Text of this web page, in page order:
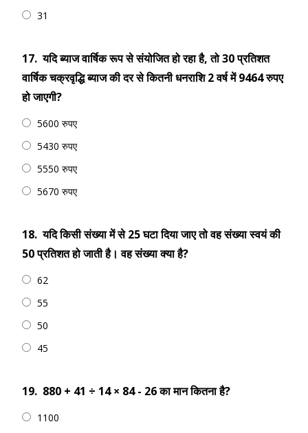
31
17. यदि ब्याज वार्षिक रूप से संयोजित हो रहा है, तो 30 प्रतिशत
वार्षिक चक्रवृद्धि ब्याज की दर से कितनी धनराशि 2 वर्ष में 9464 रुपए
हो जाएगी?
5600 रुपए
5430 रुपए
5550 रुपए
5670 रुपए
18. यदि किसी संख्या में से 25 घटा दिया जाए तो वह संख्या स्वयं की
50 प्रतिशत हो जाती है। वह संख्या क्या है?
62
55
50
45
19. 880 + 41 ÷ 14 × 84 - 26 का मान कितना है?
1100